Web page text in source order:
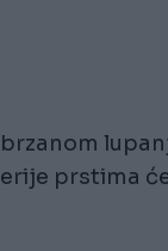
prstima